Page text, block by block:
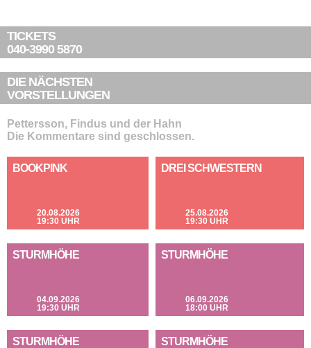
TICKETS
040-3990 5870
DIE NÄCHSTEN
VORSTELLUNGEN
Pettersson, Findus und der Hahn
Die Kommentare sind geschlossen.
BOOKPINK
20.08.2026
19:30 UHR
DREI SCHWESTERN
25.08.2026
19:30 UHR
STURMHÖHE
04.09.2026
19:30 UHR
STURMHÖHE
06.09.2026
18:00 UHR
STURMHÖHE STURMHÖHE